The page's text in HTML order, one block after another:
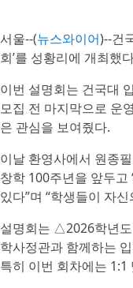
서울--(뉴스와이어)--건
회’를 성황리에 개최했
이번 설명회는 건국대
모집 전 마지막으로 운
은 관심을 보여줬다.
이날 환영사에서 원종
창학 100주년을 앞두고
있다”며 “학생들이 자
설명회는 △2026학년
학사정관과 함께하는
특히 이번 회차에는